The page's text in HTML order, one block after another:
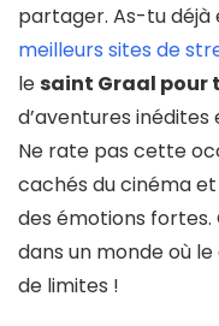
partager. As-tu déjà
meilleurs sites de
lesaint Graal pour
d’aventures inédites
Ne rate pas cette
cachés du cinéma
des émotions
dans un monde où
de limites !